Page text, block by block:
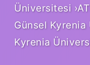
Üniversitesi
Günsel
Kyrenia